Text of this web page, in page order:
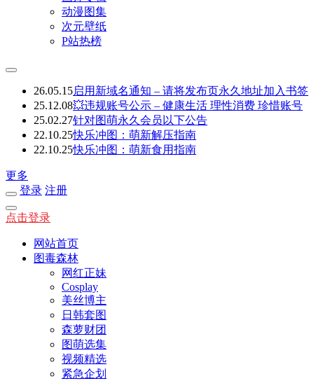
动漫图集
次元壁纸
P站热榜
26.05.15启用新域名通知 – 请将发布页永久地址加入书签
25.12.08💥违规账号公示 – 健康生活 理性消费 珍惜账号
25.02.27针对图萌永久会员以下公告
22.10.25快乐冲图：萌新解压指南
22.10.25快乐冲图：萌新食用指南
更多
登录 注册
点击登录
网站首页
图毒森林
网红正妹
Cosplay
美丝博主
日韩套图
森萝财团
图萌选集
视频精选
紧急企划